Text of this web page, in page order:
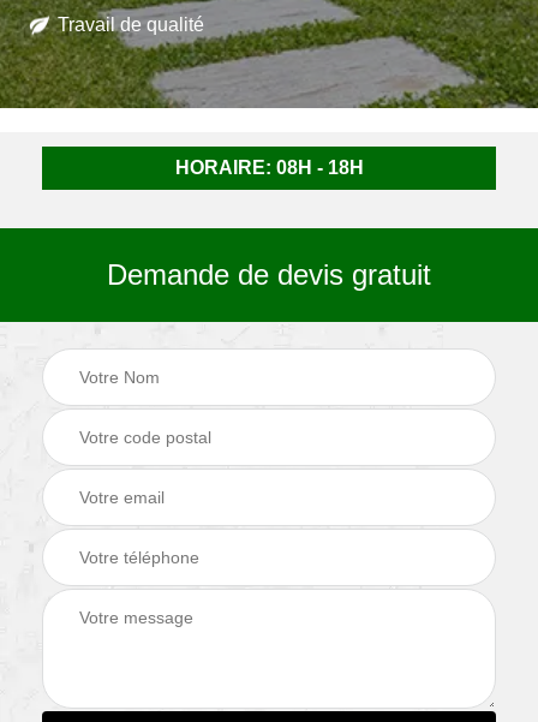
Travail de qualité
HORAIRE: 08H - 18H
Demande de devis gratuit